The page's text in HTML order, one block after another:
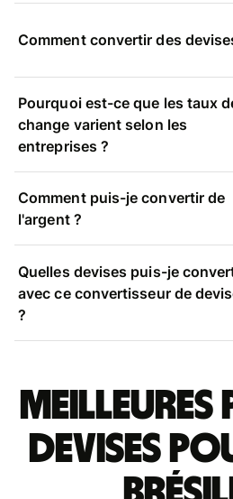
Comment convertir des
Pourquoi est-ce que les taux
change varient selon les
entreprises ?
Comment puis-je convertir de
l'argent ?
Quelles devises puis-je
avec ce convertisseur de
?
Meilleures
devises